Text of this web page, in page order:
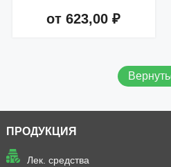
от 623,00 ₽
ПРОДУКЦИЯ
Лек. средства